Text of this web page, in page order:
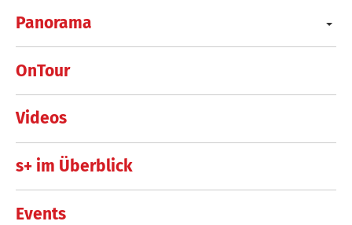
Panorama
OnTour
Videos
s+ im Überblick
Events